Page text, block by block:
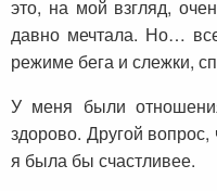
это, на мой взгляд,
давно мечтала. Но…
режиме бега и слежки,
У меня были
здорово. Другой
я была бы счастливее.